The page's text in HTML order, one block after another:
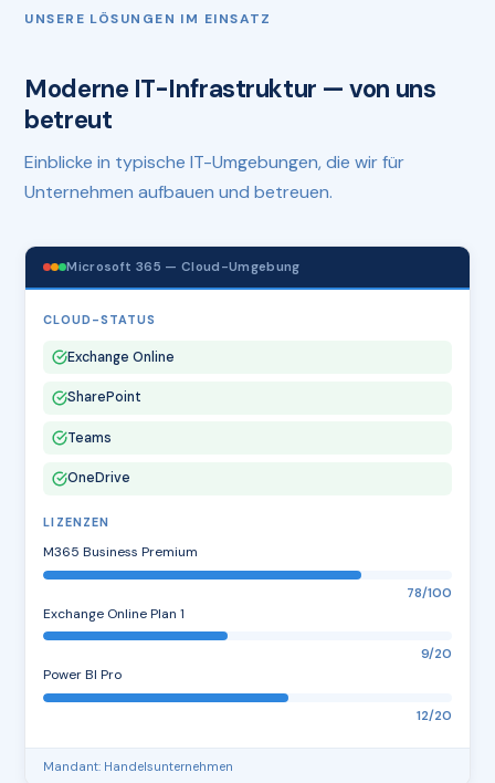
UNSERE LÖSUNGEN IM EINSATZ
Moderne IT-Infrastruktur — von uns
betreut
Einblicke in typische IT-Umgebungen, die wir für
Unternehmen aufbauen und betreuen.
Microsoft 365 — Cloud-Umgebung
CLOUD-STATUS
Exchange Online
SharePoint
Teams
OneDrive
LIZENZEN
M365 Business Premium
78/100
Exchange Online Plan 1
9/20
Power BI Pro
12/20
Mandant: Handelsunternehmen